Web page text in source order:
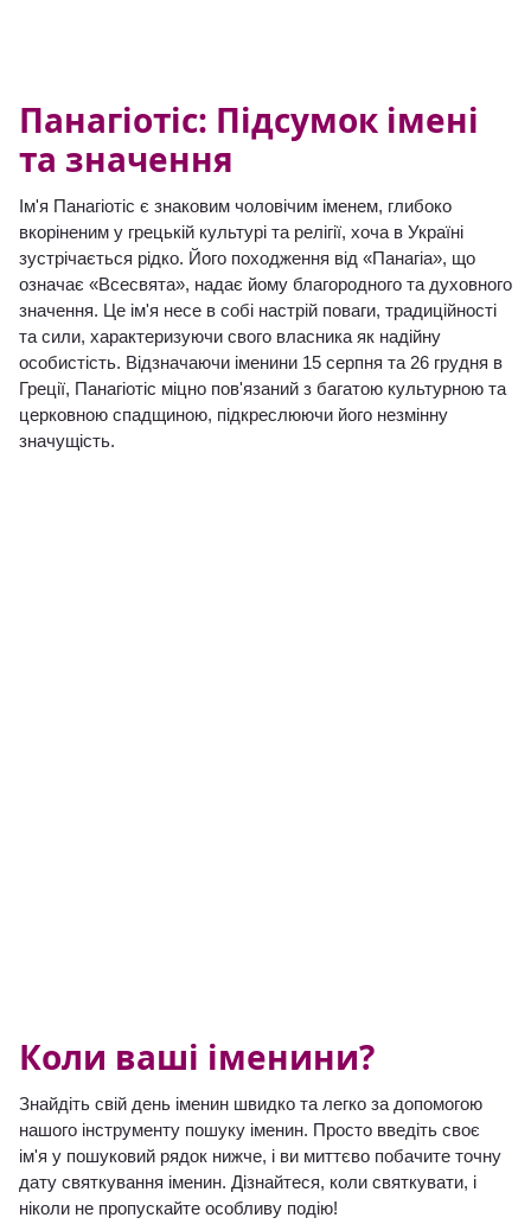
Панагіотіс: Підсумок імені
та значення
Ім'я Панагіотіс є знаковим чоловічим іменем, глибоко
вкоріненим у грецькій культурі та релігії, хоча в Україні
зустрічається рідко. Його походження від «Панагіа», що
означає «Всесвята», надає йому благородного та духовного
значення. Це ім'я несе в собі настрій поваги, традиційності
та сили, характеризуючи свого власника як надійну
особистість. Відзначаючи іменини 15 серпня та 26 грудня в
Греції, Панагіотіс міцно пов'язаний з багатою культурною та
церковною спадщиною, підкреслюючи його незмінну
значущість.
Коли ваші іменини?
Знайдіть свій день іменин швидко та легко за допомогою
нашого інструменту пошуку іменин. Просто введіть своє
ім'я у пошуковий рядок нижче, і ви миттєво побачите точну
дату святкування іменин. Дізнайтеся, коли святкувати, і
ніколи не пропускайте особливу подію!